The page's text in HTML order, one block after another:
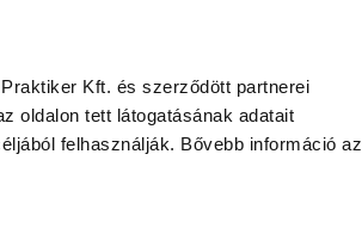
Kft. és szerződött partnerei
oldalon tett látogatásának adatait
felhasználják. Bővebb információ az